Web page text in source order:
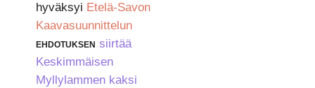
hyväksyi Etelä-Savon
Kaavasuunnittelun
ehdotuksen siirtää
Keskimmäisen
Myllylammen kaksi